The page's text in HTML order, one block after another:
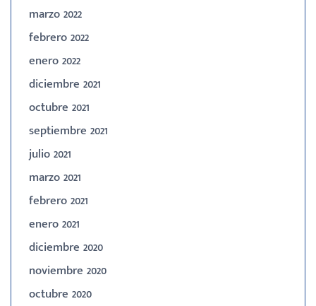
marzo 2022
febrero 2022
enero 2022
diciembre 2021
octubre 2021
septiembre 2021
julio 2021
marzo 2021
febrero 2021
enero 2021
diciembre 2020
noviembre 2020
octubre 2020